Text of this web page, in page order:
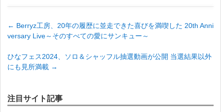
← Berryz工房、20年の履歴に並走できた喜びを満喫した 20th Anni
versary Live～そのすべての愛にサンキュー～
ひなフェス2024、ソロ＆シャッフル抽選動画が公開 当選結果以外
にも見所満載 →
注目サイト記事